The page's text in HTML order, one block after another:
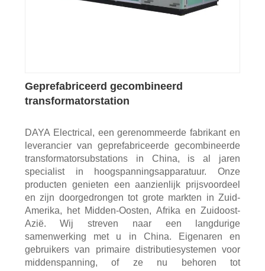
Geprefabriceerd gecombineerd
transformatorstation
DAYA Electrical, een gerenommeerde fabrikant en
leverancier van geprefabriceerde gecombineerde
transformatorsubstations in China, is al jaren
specialist in hoogspanningsapparatuur. Onze
producten genieten een aanzienlijk prijsvoordeel
en zijn doorgedrongen tot grote markten in Zuid-
Amerika, het Midden-Oosten, Afrika en Zuidoost-
Azië. Wij streven naar een langdurige
samenwerking met u in China. Eigenaren en
gebruikers van primaire distributiesystemen voor
middenspanning, of ze nu behoren tot